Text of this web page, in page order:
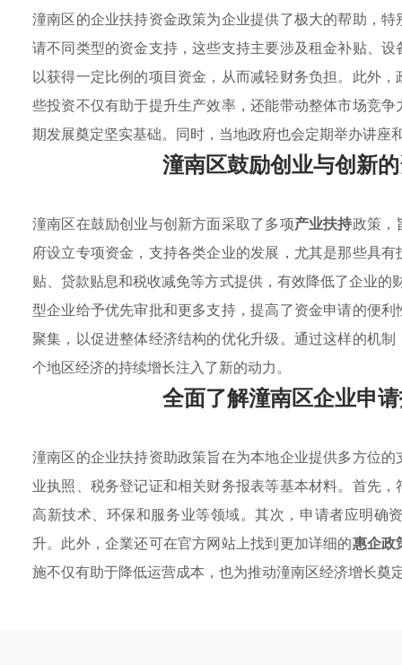
潼南区的企业扶持资金政策为企业提供了极大的帮助，
请不同类型的资金支持，这些支持主要涉及租金补贴、
以获得一定比例的项目资金，从而减轻财务负担。此外
些投资不仅有助于提升生产效率，还能带动整体市场竞
期发展奠定坚实基础。同时，当地政府也会定期举办讲
潼南区鼓励创业与创新
潼南区在鼓励创业与创新方面采取了多项产业扶持政策，
府设立专项资金，支持各类企业的发展，尤其是那些具
贴、贷款贴息和税收减免等方式提供，有效降低了企业的
型企业给予优先审批和更多支持，提高了资金申请的便
聚集，以促进整体经济结构的优化升级。通过这样的机
个地区经济的持续增长注入了新的动力。
全面了解潼南区企业申
潼南区的企业扶持资助政策旨在为本地企业提供多方位
业执照、税务登记证和相关财务报表等基本材料。首先
高新技术、环保和服务业等领域。其次，申请者应明确
升。此外，企業还可在官方网站上找到更加详细的惠企政
施不仅有助于降低运营成本，也为推动潼南区经济增长奠